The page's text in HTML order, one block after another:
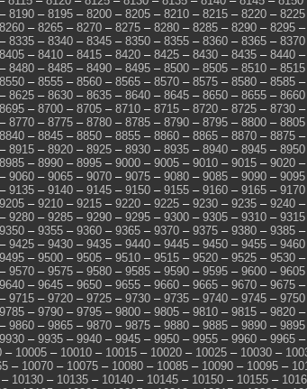
– 8190 – 8195 – 8200 – 8205 – 8210 – 8215 – 8220 – 8225
8260 – 8265 – 8270 – 8275 – 8280 – 8285 – 8290 – 8295 –
– 8335 – 8340 – 8345 – 8350 – 8355 – 8360 – 8365 – 8370
8405 – 8410 – 8415 – 8420 – 8425 – 8430 – 8435 – 8440 –
– 8480 – 8485 – 8490 – 8495 – 8500 – 8505 – 8510 – 8515
8550 – 8555 – 8560 – 8565 – 8570 – 8575 – 8580 – 8585 –
– 8625 – 8630 – 8635 – 8640 – 8645 – 8650 – 8655 – 8660
8695 – 8700 – 8705 – 8710 – 8715 – 8720 – 8725 – 8730 –
– 8770 – 8775 – 8780 – 8785 – 8790 – 8795 – 8800 – 8805
8840 – 8845 – 8850 – 8855 – 8860 – 8865 – 8870 – 8875 –
– 8915 – 8920 – 8925 – 8930 – 8935 – 8940 – 8945 – 8950
8985 – 8990 – 8995 – 9000 – 9005 – 9010 – 9015 – 9020 –
– 9060 – 9065 – 9070 – 9075 – 9080 – 9085 – 9090 – 9095
– 9135 – 9140 – 9145 – 9150 – 9155 – 9160 – 9165 – 9170
9205 – 9210 – 9215 – 9220 – 9225 – 9230 – 9235 – 9240 –
– 9280 – 9285 – 9290 – 9295 – 9300 – 9305 – 9310 – 9315
9350 – 9355 – 9360 – 9365 – 9370 – 9375 – 9380 – 9385 –
– 9425 – 9430 – 9435 – 9440 – 9445 – 9450 – 9455 – 9460
9495 – 9500 – 9505 – 9510 – 9515 – 9520 – 9525 – 9530 –
– 9570 – 9575 – 9580 – 9585 – 9590 – 9595 – 9600 – 9605
9640 – 9645 – 9650 – 9655 – 9660 – 9665 – 9670 – 9675 –
– 9715 – 9720 – 9725 – 9730 – 9735 – 9740 – 9745 – 9750
9785 – 9790 – 9795 – 9800 – 9805 – 9810 – 9815 – 9820 –
– 9860 – 9865 – 9870 – 9875 – 9880 – 9885 – 9890 – 9895
9930 – 9935 – 9940 – 9945 – 9950 – 9955 – 9960 – 9965 –
– 10005 – 10010 – 10015 – 10020 – 10025 – 10030 –
– 10070 – 10075 – 10080 – 10085 – 10090 – 10095 –
– 10130 – 10135 – 10140 – 10145 – 10150 – 10155 –